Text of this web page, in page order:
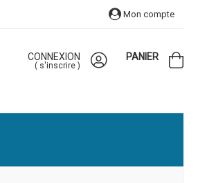
CONNEXION
( s'inscrire )
PANIER
Mon compte